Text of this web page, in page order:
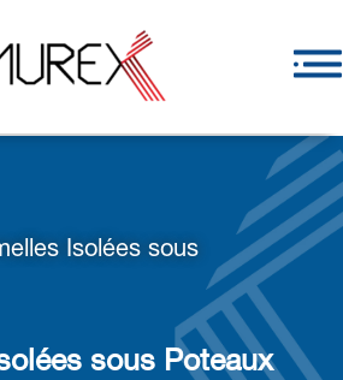
Isolées sous
sous Poteaux